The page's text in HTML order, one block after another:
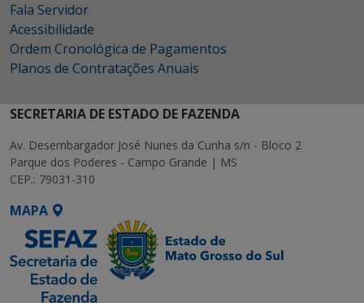
Fala Servidor
Acessibilidade
Ordem Cronológica de Pagamentos
Planos de Contratações Anuais
SECRETARIA DE ESTADO DE FAZENDA
Av. Desembargador José Nunes da Cunha s/n - Bloco 2
Parque dos Poderes - Campo Grande | MS
CEP.: 79031-310
MAPA